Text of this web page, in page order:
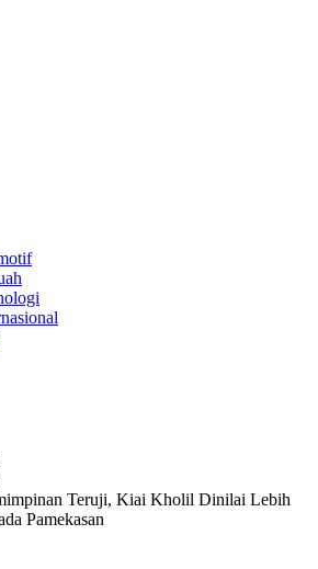
Teruji, Kiai Kholil Dinilai Lebih
Pamekasan